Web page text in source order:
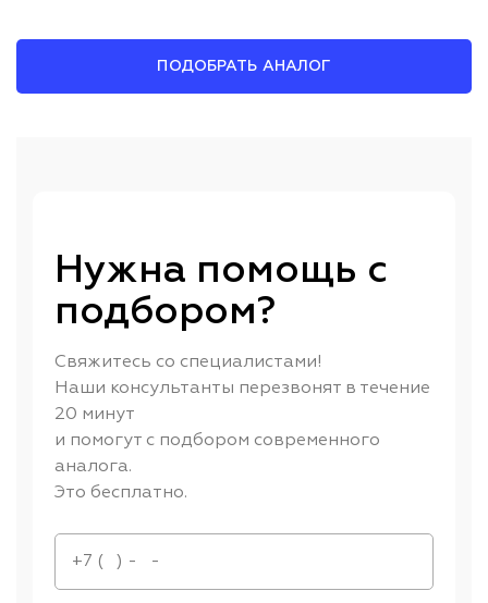
ПОДОБРАТЬ АНАЛОГ
Нужна помощь с
подбором?
Свяжитесь со специалистами!
Наши консультанты перезвонят в течение
20 минут
и помогут с подбором современного
аналога.
Это бесплатно.